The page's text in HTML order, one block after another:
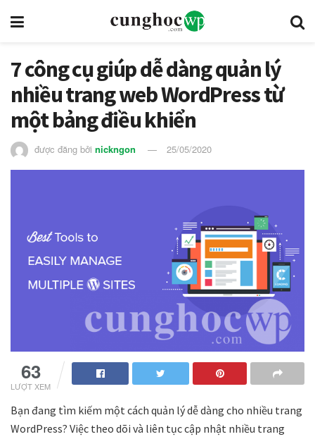
7 công cụ giúp dễ dàng quản lý
nhiều trang web WordPress từ
một bảng điều khiển
được đăng bởi nickngon 25/05/2020
63
LƯỢT XEM
Bạn đang tìm kiếm một cách quản lý dễ dàng cho nhiều trang
WordPress? Việc theo dõi và liên tục cập nhật nhiều trang